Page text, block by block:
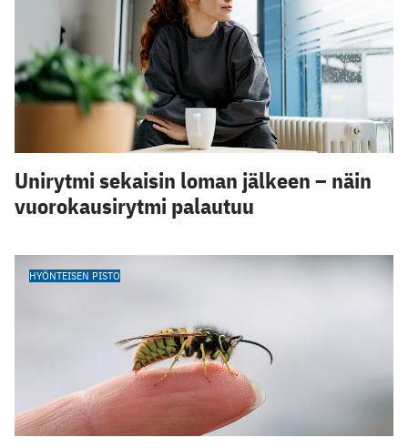
Unirytmi sekaisin loman jälkeen – näin
vuorokausirytmi palautuu
HYÖNTEISEN PISTO